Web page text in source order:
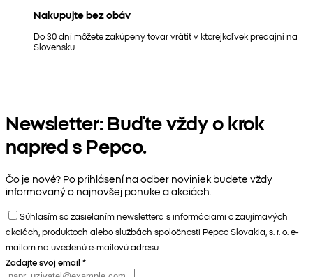
Nakupujte bez obáv
Do 30 dní môžete zakúpený tovar vrátiť v ktorejkoľvek predajni na
Slovensku.
Newsletter: Buďte vždy o krok
napred s Pepco.
Čo je nové? Po prihlásení na odber noviniek budete vždy
informovaný o najnovšej ponuke a akciách.
Súhlasím so zasielaním newslettera s informáciami o zaujímavých
akciách, produktoch alebo službách spoločnosti Pepco Slovakia, s. r. o. e-
mailom na uvedenú e-mailovú adresu.
Zadajte svoj email *